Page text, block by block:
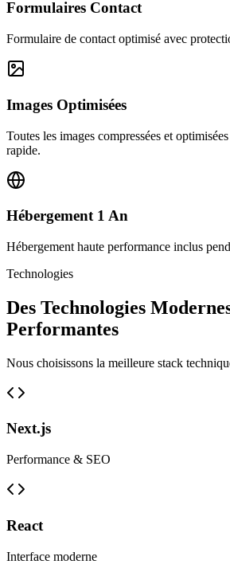
Formulaires Contact
Formulaire de contact optimisé avec
Images Optimisées
Toutes les images compressées et
rapide.
Hébergement 1 An
Hébergement haute performance inclus
Technologies
Des Technologies
Performantes
Nous choisissons la meilleure stack
Next.js
Performance & SEO
React
Interface moderne